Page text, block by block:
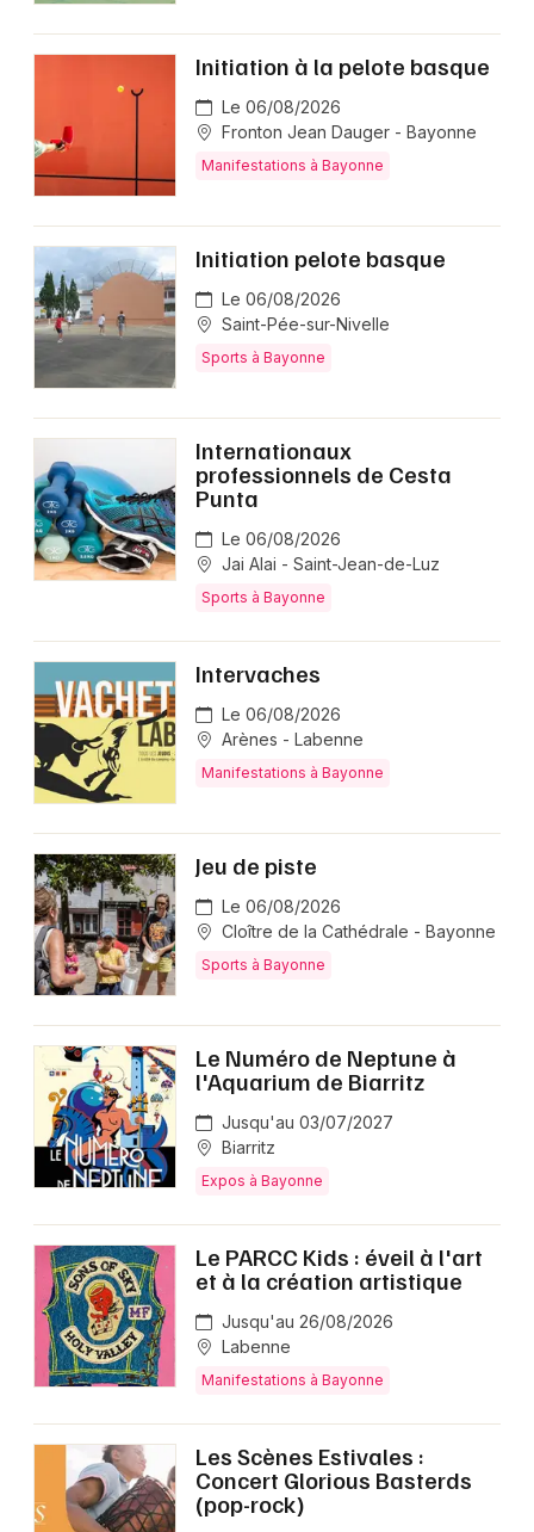
Initiation à la pelote basque
Le 06/08/2026
Fronton Jean Dauger - Bayonne
Manifestations à Bayonne
Initiation pelote basque
Le 06/08/2026
Saint-Pée-sur-Nivelle
Sports à Bayonne
Internationaux
professionnels de Cesta
Punta
Le 06/08/2026
Jai Alai - Saint-Jean-de-Luz
Sports à Bayonne
Intervaches
Le 06/08/2026
Arènes - Labenne
Manifestations à Bayonne
Jeu de piste
Le 06/08/2026
Cloître de la Cathédrale - Bayonne
Sports à Bayonne
Le Numéro de Neptune à
l'Aquarium de Biarritz
Jusqu'au 03/07/2027
Biarritz
Expos à Bayonne
Le PARCC Kids : éveil à l'art
et à la création artistique
Jusqu'au 26/08/2026
Labenne
Manifestations à Bayonne
Les Scènes Estivales :
Concert Glorious Basterds
(pop-rock)